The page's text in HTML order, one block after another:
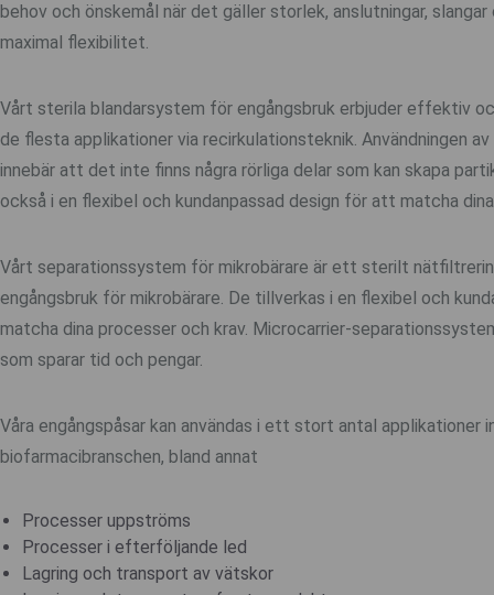
behov och önskemål när det gäller storlek, anslutningar,
maximal flexibilitet.
Vårt sterila blandarsystem för engångsbruk erbjuder effektiv
de flesta applikationer via recirkulationsteknik. Användningen
innebär att det inte finns några rörliga delar som kan skapa
också i en flexibel och kundanpassad design för att matcha
Vårt separationssystem för mikrobärare är ett sterilt
engångsbruk för mikrobärare. De tillverkas i en flexibel och
matcha dina processer och krav. Microcarrier-
som sparar tid och pengar.
Våra engångspåsar kan användas i ett stort antal applikationer
biofarmacibranschen, bland annat
Processer uppströms
Processer i efterföljande led
Lagring och transport av vätskor